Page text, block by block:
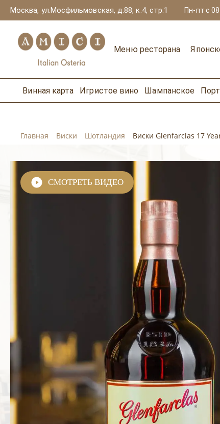
Москва, ул.Мосфильмовская, д.88, к.4, стр.1 Пн-пт с
Меню ресторана
Винная карта Игристое вино Шампанское
Главная Виски Шотландия Виски Glenfarclas 17
СМОТРЕТЬ ВИДЕО